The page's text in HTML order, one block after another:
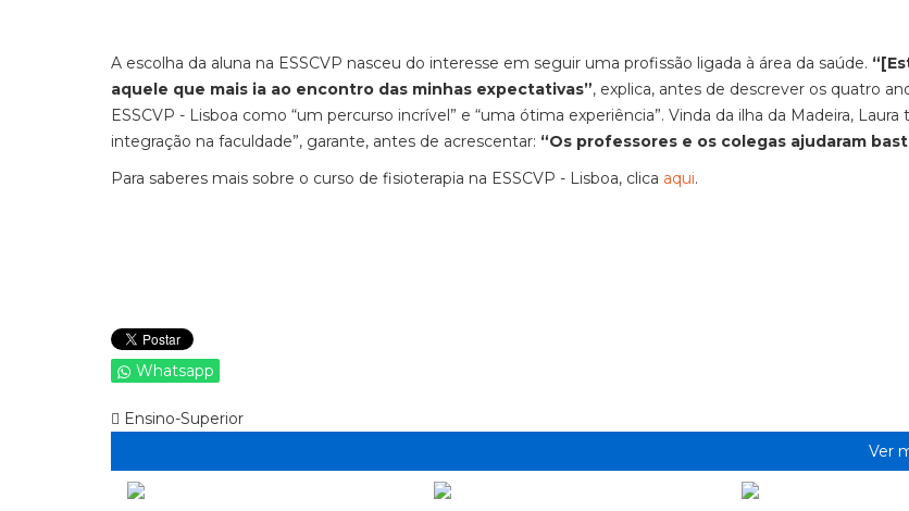
A escolha da aluna na ESSCVP nasceu do interesse em seguir uma profissão ligada à área da saúde.
aquele que mais ia ao encontro das minhas expectativas”, explica, antes de descrever os quatro
ESSCVP - Lisboa como “um percurso incrível” e “uma ótima experiência”. Vinda da ilha da Madeira,
integração na faculdade”, garante, antes de acrescentar: “Os professores e os colegas ajudaram
Para saberes mais sobre o curso de fisioterapia na ESSCVP - Lisboa, clica aqui.
Whatsapp
Ensino-Superior
Ver